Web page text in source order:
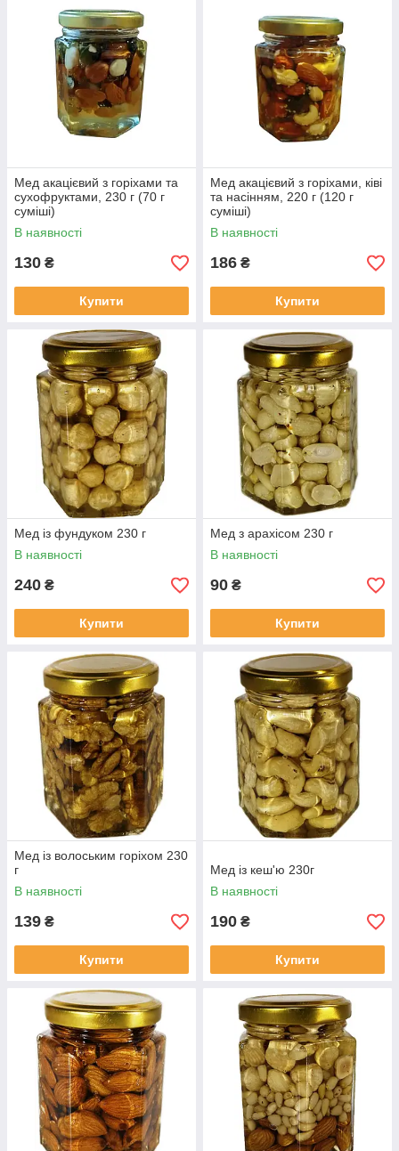
Мед акацієвий з горіхами та
сухофруктами, 230 г (70 г
суміші)
В наявності
130 ₴
Купити
Мед акацієвий з горіхами, ківі
та насінням, 220 г (120 г
суміші)
В наявності
186 ₴
Купити
Мед із фундуком 230 г
В наявності
240 ₴
Купити
Мед з арахісом 230 г
В наявності
90 ₴
Купити
Мед із волоським горіхом 230
г
В наявності
139 ₴
Купити
Мед із кеш'ю 230г
В наявності
190 ₴
Купити